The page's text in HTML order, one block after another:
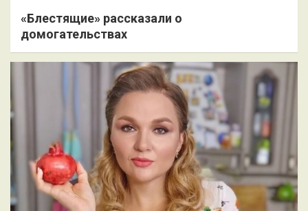
«Блестящие» рассказали о
домогательствах